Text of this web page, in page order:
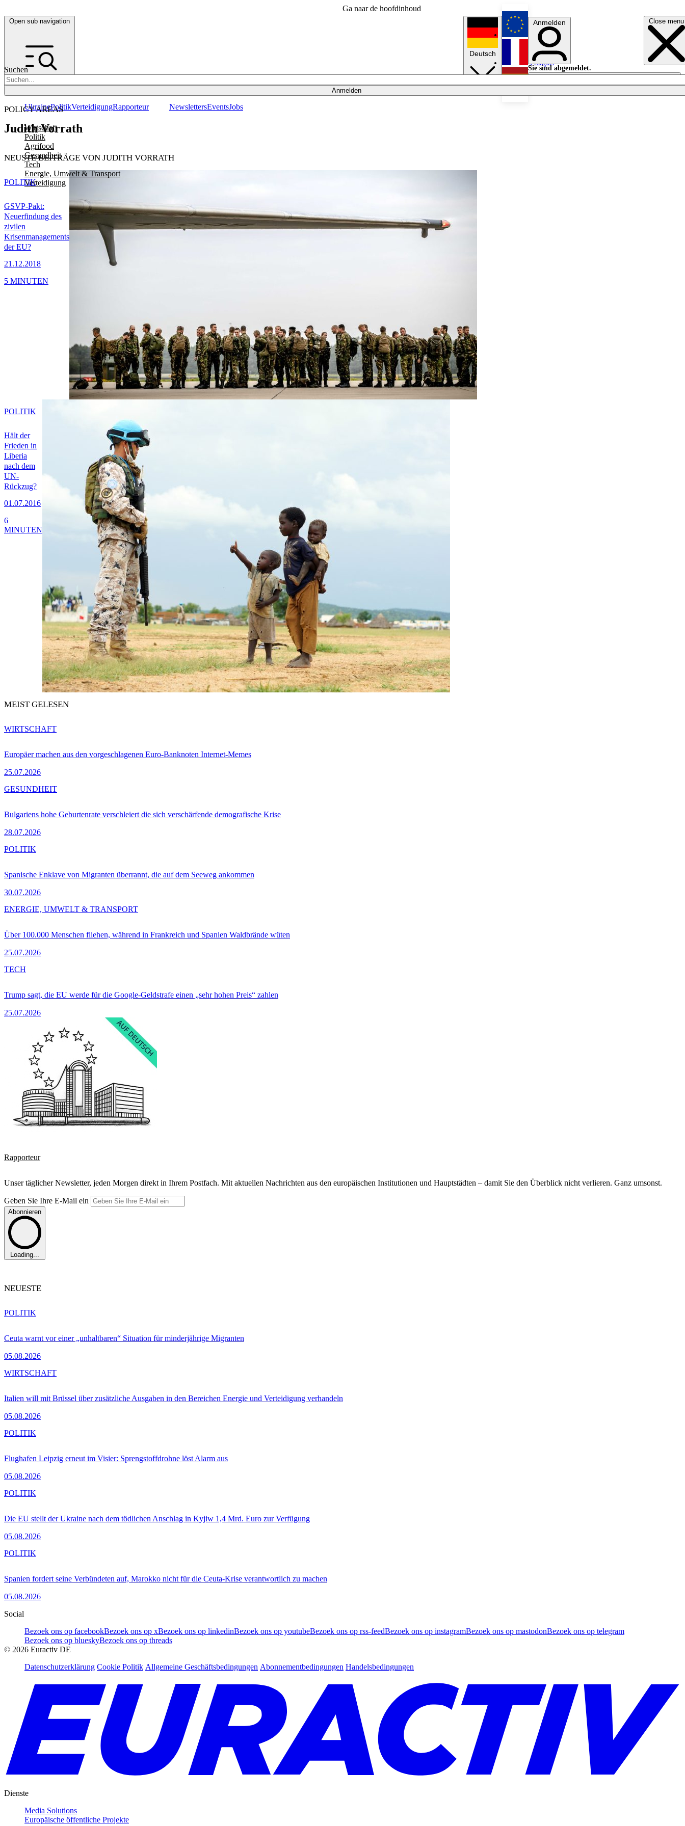
Ga naar de hoofdinhoud
Open sub navigation Close menu
Suchen
Anmelden
POLICY AREAS
Wirtschaft
Politik
Agrifood
Gesundheit
Tech
Energie, Umwelt & Transport
Verteidigung
UkrainePolitikVerteidigungRapporteur NewslettersEventsJobs
Deutsch
English
Français
Anmelden
Sie sind abgemeldet.
Anmelden
Licht aus
Judith Vorrath
NEUSTE BEITRÄGE VON JUDITH VORRATH
GSVP-Pakt:
Neuerfindung des
zivilen
Krisenmanagements
der EU?
21.12.2018
POLITIK
5 MINUTEN
Hält der
Frieden in
Liberia
nach dem
UN-
Rückzug?
01.07.2016
POLITIK
6
MINUTEN
MEIST GELESEN
Europäer machen aus den vorgeschlagenen Euro-Banknoten Internet-Memes
25.07.2026
WIRTSCHAFT
Bulgariens hohe Geburtenrate verschleiert die sich verschärfende demografische Krise
28.07.2026
GESUNDHEIT
Spanische Enklave von Migranten überrannt, die auf dem Seeweg ankommen
30.07.2026
POLITIK
Über 100.000 Menschen fliehen, während in Frankreich und Spanien Waldbrände wüten
25.07.2026
ENERGIE, UMWELT & TRANSPORT
Trump sagt, die EU werde für die Google-Geldstrafe einen „sehr hohen Preis“ zahlen
25.07.2026
TECH
Rapporteur
Unser täglicher Newsletter, jeden Morgen direkt in Ihrem Postfach. Mit aktuellen Nachrichten aus den europäischen Institutionen und Hauptstädten – damit Sie den Überblick nicht verlieren. Ganz umsonst.
Geben Sie Ihre E-Mail ein
Abonnieren
Loading...
NEUESTE
Ceuta warnt vor einer „unhaltbaren“ Situation für minderjährige Migranten
05.08.2026
POLITIK
Italien will mit Brüssel über zusätzliche Ausgaben in den Bereichen Energie und Verteidigung verhandeln
05.08.2026
WIRTSCHAFT
Flughafen Leipzig erneut im Visier: Sprengstoffdrohne löst Alarm aus
05.08.2026
POLITIK
Die EU stellt der Ukraine nach dem tödlichen Anschlag in Kyjiw 1,4 Mrd. Euro zur Verfügung
05.08.2026
POLITIK
Spanien fordert seine Verbündeten auf, Marokko nicht für die Ceuta-Krise verantwortlich zu machen
05.08.2026
POLITIK
Social
Bezoek ons op facebookBezoek ons op xBezoek ons op linkedinBezoek ons op youtubeBezoek ons op rss-feedBezoek ons op instagramBezoek ons op mastodonBezoek ons op telegram
Bezoek ons op blueskyBezoek ons op threads
© 2026 Euractiv DE
Datenschutzerklärung Cookie Politik Allgemeine Geschäftsbedingungen Abonnementbedingungen Handelsbedingungen
Dienste
Media Solutions
Europäische öffentliche Projekte